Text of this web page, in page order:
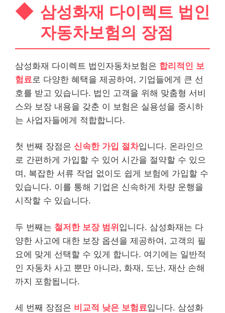
삼성화재 다이렉트 법인
자동차보험의 장점
삼성화재 다이렉트 법인자동차보험은 합리적인 보
험료 로 다양한 혜택을 제공하여, 기업들에게 큰 선
호를 받고 있습니다. 법인 고객을 위해 맞춤형 서비
스와 보장 내용을 갖춘 이 보험은 실용성을 중시하
는 사업자들에게 적합합니다.
첫 번째 장점은 신속한 가입 절차입니다. 온라인으
로 간편하게 가입할 수 있어 시간을 절약할 수 있으
며, 복잡한 서류 작업 없이도 쉽게 보험에 가입할 수
있습니다. 이를 통해 기업은 신속하게 차량 운행을
시작할 수 있습니다.
두 번째는 철저한 보장 범위 입니다. 삼성화재는 다
양한 사고에 대한 보장 옵션을 제공하여, 고객의 필
요에 맞게 선택할 수 있게 합니다. 여기에는 일반적
인 자동차 사고 뿐만 아니라, 화재, 도난, 재산 손해
까지 포함됩니다.
세 번째 장점은 비교적 낮은 보험료입니다. 삼성화